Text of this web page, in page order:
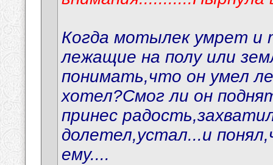
Когда мотылек умрет и
лежащие на полу или
понимать,что он умел
хотел?Смог ли он
принес
долетел,устал...и
ему....